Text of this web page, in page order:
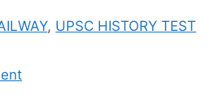
, UPSC HISTORY TEST